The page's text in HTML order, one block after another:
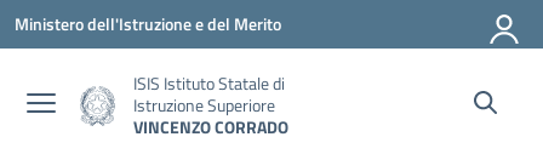
Vai ai contenuti
Vai al menu di navigazione
Vai al footer
Ministero dell'Istruzione e del Merito
ISIS Istituto Statale di
Istruzione Superiore
VINCENZO CORRADO